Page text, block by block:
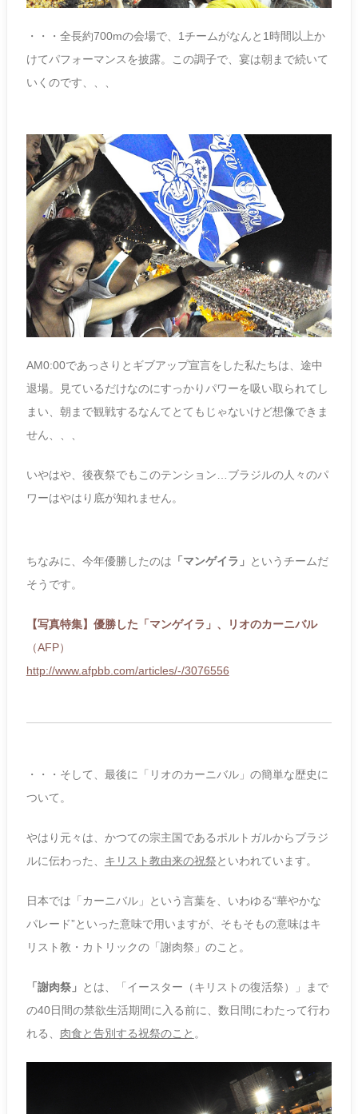
・・・全長約700mの会場で、1チームがなんと1時間以上か
けてパフォーマンスを披露。この調子で、宴は朝まで続いて
いくのです、、、
AM0:00であっさりとギブアップ宣言をした私たちは、途中
退場。見ているだけなのにすっかりパワーを吸い取られてし
まい、朝まで観戦するなんてとてもじゃないけど想像できま
せん、、、
いやはや、後夜祭でもこのテンション…ブラジルの人々のパ
ワーはやはり底が知れません。
ちなみに、今年優勝したのは 「マンゲイラ」 というチームだ
そうです。
【写真特集】優勝した「マンゲイラ」、リオのカーニバル
（AFP）
http://www.afpbb.com/articles/-/3076556
・・・そして、最後に「リオのカーニバル」の簡単な歴史に
ついて。
やはり元々は、かつての宗主国であるポルトガルからブラジ
ルに伝わった、 キリスト教由来の祝祭といわれています。
日本では「カーニバル」という言葉を、いわゆる“華やかな
パレード”といった意味で用いますが、そもそもの意味はキ
リスト教・カトリックの「謝肉祭」のこと。
「謝肉祭」 とは、「イースター（キリストの復活祭）」まで
の40日間の禁欲生活期間に入る前に、数日間にわたって行わ
れる、 肉食と告別する祝祭のこと 。